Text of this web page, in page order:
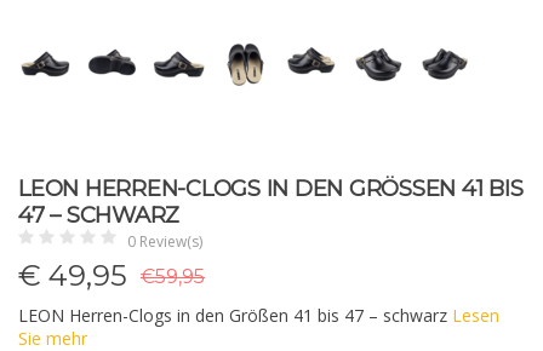
LEON HERREN-CLOGS IN DEN GRÖSSEN 41 BIS 4
7 – SCHWARZ
0 Review(s)
€ 49,95
€59,95
LEON Herren-Clogs in den Größen 41 bis 47 – schwarz Lesen
Sie mehr